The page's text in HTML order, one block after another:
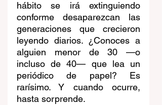
hábito se irá extinguiendo
conforme desaparezcan las
generaciones que crecieron
leyendo diarios. ¿Conoces a
alguien menor de 30 —o
incluso de 40— que lea un
periódico de papel? Es
rarísimo. Y cuando ocurre,
hasta sorprende.